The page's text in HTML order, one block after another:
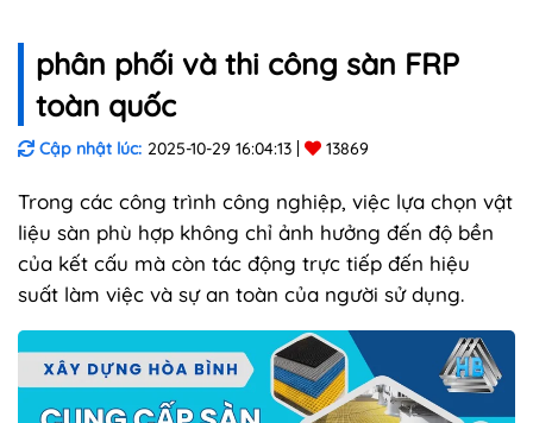
phân phối và thi công sàn FRP
toàn quốc
Cập nhật lúc: 2025-10-29 16:04:13 13869
Trong các công trình công nghiệp, việc lựa chọn vật
liệu sàn phù hợp không chỉ ảnh hưởng đến độ bền
của kết cấu mà còn tác động trực tiếp đến hiệu
suất làm việc và sự an toàn của người sử dụng.